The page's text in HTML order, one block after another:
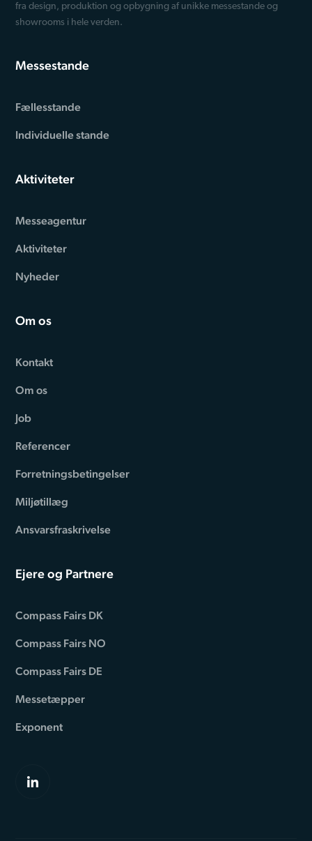
fra design, produktion og opbygning af unikke messestande og
showrooms i hele verden.
Messestande
Fællesstande
Individuelle stande
Aktiviteter
Messeagentur
Aktiviteter
Nyheder
Om os
Kontakt
Om os
Job
Referencer
Forretningsbetingelser
Miljøtillæg
Ansvarsfraskrivelse
Ejere og Partnere
Compass Fairs DK
Compass Fairs NO
Compass Fairs DE
Messetæpper
Exponent